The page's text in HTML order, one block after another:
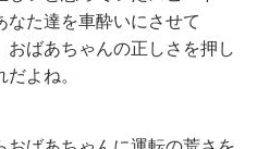
なた達を車酔いにさせて
おばあちゃんの正しさを押し
よね。